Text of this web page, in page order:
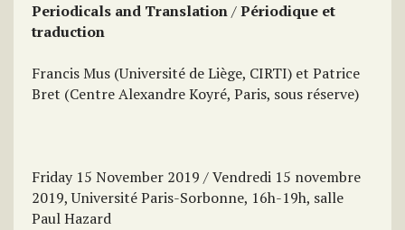
Periodicals and Translation/Périodique et
traduction
Francis Mus (Université de Liège, CIRTI) et Patrice
Bret (Centre Alexandre Koyré, Paris, sous réserve)
Friday 15 November 2019 / Vendredi 15 novembre
2019, Université Paris-Sorbonne, 16h-19h, salle
Paul Hazard